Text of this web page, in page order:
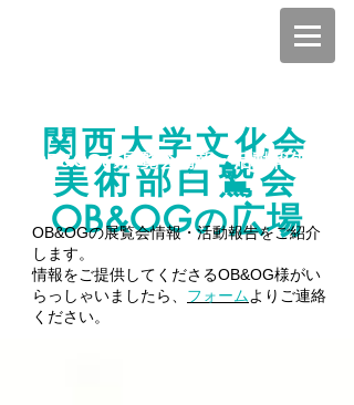
関西大学文化会
美術部白鷲会
OB&OGの広場
OB&OGの展覧会情報・活動報告
OB&OGの展覧会情報・活動報告をご紹介
します。
情報をご提供してくださるOB&OG様がい
らっしゃいましたら、 フォームよりご連絡
ください。